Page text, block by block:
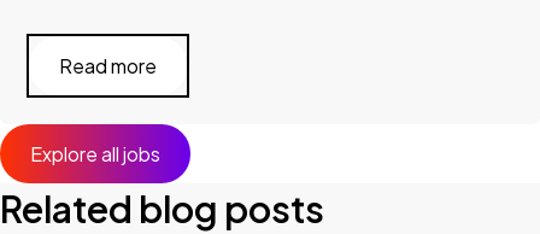
Read more
Explore all jobs
Related blog posts